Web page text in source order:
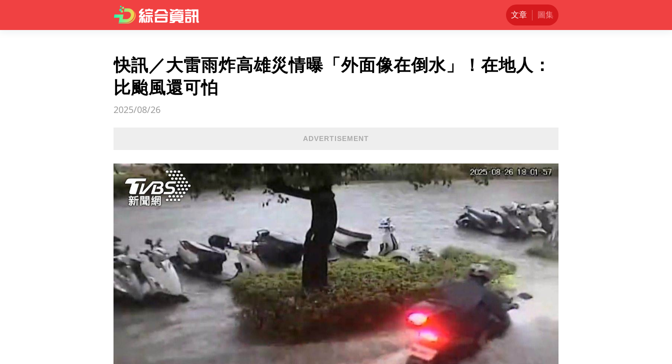
文章 圖集
快訊／大雷雨炸高雄災情曝「外面像在倒水」！在地人：
比颱風還可怕
2025/08/26
ADVERTISEMENT